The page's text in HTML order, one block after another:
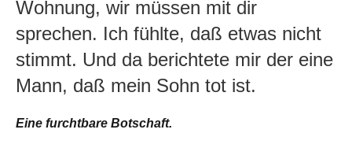
Wohnung, wir müssen mit dir
sprechen. Ich fühlte, daß etwas nicht
stimmt. Und da berichtete mir der eine
Mann, daß mein Sohn tot ist.
Eine furchtbare Botschaft.